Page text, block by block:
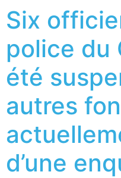
Six
police du
été
autres
d’une